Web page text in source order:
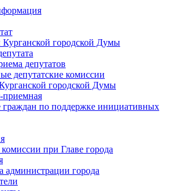
Курганской городской Думы
депутатов
депутатские комиссии
городской Думы
приемная
граждан по поддержке инициативных
при Главе города
администрации города